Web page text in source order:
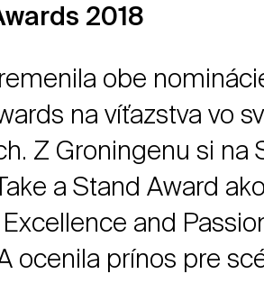
2018
obe
na víťazstva vo
Z Groningenu si na
a Stand Award
and
ocenila prínos pre